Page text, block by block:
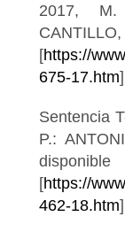
2017, M.
[https://
675-17.htm
Sentencia
P.:
[https://
462-18.htm